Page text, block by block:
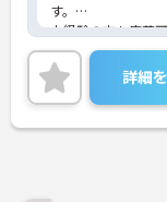
す。
未経験の方も応募
で経験をつむこと
残業も少なめな求
したら、マイナビ
詳細